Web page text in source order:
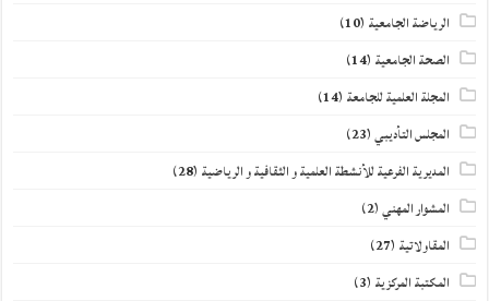
الرياضة الجامعية (10)
الصحة الجامعية (14)
المجلة العلمية للجامعة (14)
المجلس التأديبي(23)
المديرية الفرعية للأنشطة العلمية و الثقافية و الرياضية (28)
المشوار المهني(2)
المقاولاتية (27)
المكتبة المركزية (3)